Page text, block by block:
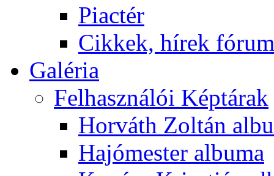
Piactér
Cikkek, hírek
Galéria
Felhasználói Képtárak
Horváth Zoltán
Hajómester albuma